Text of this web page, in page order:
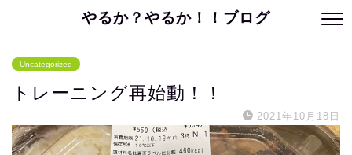
やるか？やるか！！ブログ
Uncategorized
トレーニング再始動！！
2021年10月18日